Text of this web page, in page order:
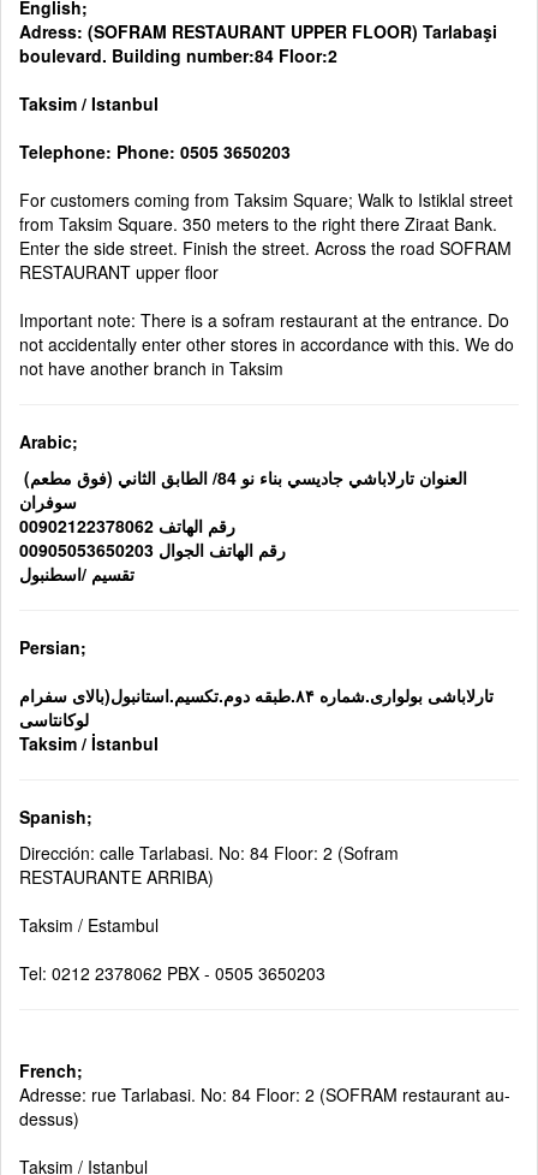
English;
Adress: (SOFRAM RESTAURANT UPPER FLOOR) Tarlabaşi
boulevard. Building number:84 Floor:2
Taksim / Istanbul
Telephone: Phone: 0505 3650203
For customers coming from Taksim Square; Walk to Istiklal street
from Taksim Square. 350 meters to the right there Ziraat Bank.
Enter the side street. Finish the street. Across the road SOFRAM
RESTAURANT upper floor
Important note: There is a sofram restaurant at the entrance. Do
not accidentally enter other stores in accordance with this. We do
not have another branch in Taksim
Arabic;
(العنوان تارلاباشي جاديسي بناء نو 84/ الطابق الثاني (فوق مطعم
رقم الهاتف الجوال 00905053650203
تقسيم /اسطنبول
Persian;
تارلاباشی بولواری.شماره ۸۴.طبقه دوم.تکسیم.استانبول(بالای سفرام
Taksim / İstanbul
Spanish;
Dirección: calle Tarlabasi. No: 84 Floor: 2 (Sofram
RESTAURANTE ARRIBA)
Taksim / Estambul
Tel: 0212 2378062 PBX - 0505 3650203
French;
Adresse: rue Tarlabasi. No: 84 Floor: 2 (SOFRAM restaurant au-
dessus)
Taksim / Istanbul